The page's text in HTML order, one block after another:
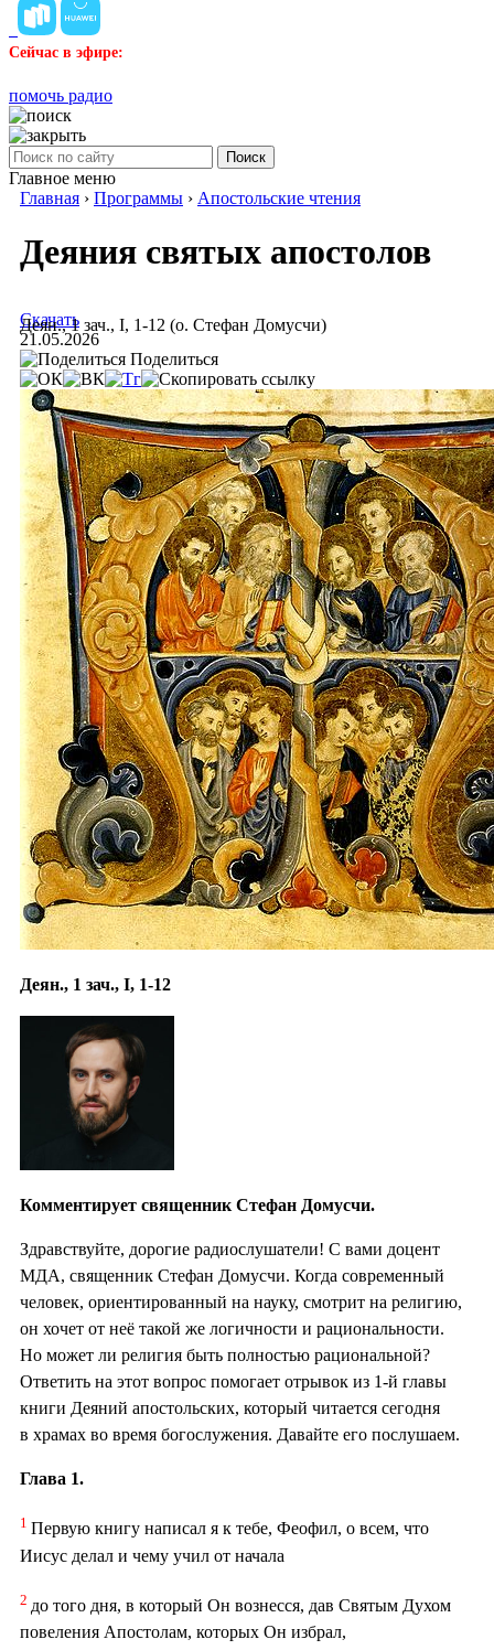
Сейчас в эфире:
помочь радио
Поиск
Главное меню
Главная › Программы › Апостольские чтения
Деяния святых апостолов
Деян., 1 зач., I, 1-12 (о. Стефан Домусчи)
Скачать
21.05.2026
Поделиться
Деян., 1 зач., I, 1-12
Комментирует священник Стефан Домусчи.
Здравствуйте, дорогие радиослушатели! С вами доцент
МДА, священник Стефан Домусчи. Когда современный
человек, ориентированный на науку, смотрит на религию,
он хочет от неё такой же логичности и рациональности.
Но может ли религия быть полностью рациональной?
Ответить на этот вопрос помогает отрывок из 1-й главы
книги Деяний апостольских, который читается сегодня
в храмах во время богослужения. Давайте его послушаем.
Глава 1.
1 Первую книгу написал я к тебе, Феофил, о всем, что
Иисус делал и чему учил от начала
2 до того дня, в который Он вознесся, дав Святым Духом
повеления Апостолам, которых Он избрал,